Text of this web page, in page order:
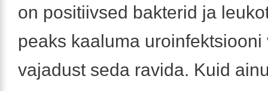
on positiivsed bakterid ja
peaks kaaluma uroinfektsiooni
vajadust seda ravida. Kuid